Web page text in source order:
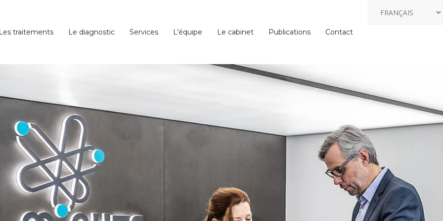
Les traitements Le diagnostic Services L’équipe Le cabinet Publications Contact